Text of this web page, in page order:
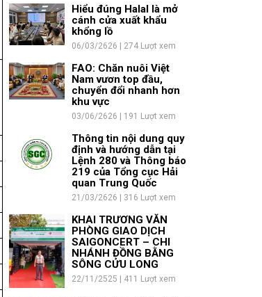
Hiểu đúng Halal là mở
cánh cửa xuất khẩu
khổng lồ
06/03/2626 | 274 Lượt xem
FAO: Chăn nuôi Việt
Nam vươn top đầu,
chuyển đổi nhanh hơn
khu vực
03/06/2626 | 191 Lượt xem
Thông tin nội dung quy
định và hướng dẫn tại
Lệnh 280 và Thông báo
219 của Tổng cục Hải
quan Trung Quốc
21/03/2626 | 316 Lượt xem
KHAI TRƯƠNG VĂN
PHÒNG GIAO DỊCH
SAIGONCERT – CHI
NHÁNH ĐỒNG BẰNG
SÔNG CỬU LONG
22/11/2525 | 411 Lượt xem